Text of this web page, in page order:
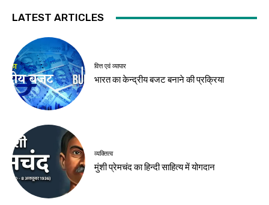
LATEST ARTICLES
वित्त एवं व्यापार
भारत का केन्द्रीय बजट बनाने की प्रक्रिया
व्यक्तित्व
मुंशी प्रेमचंद का हिन्दी साहित्य में योगदान